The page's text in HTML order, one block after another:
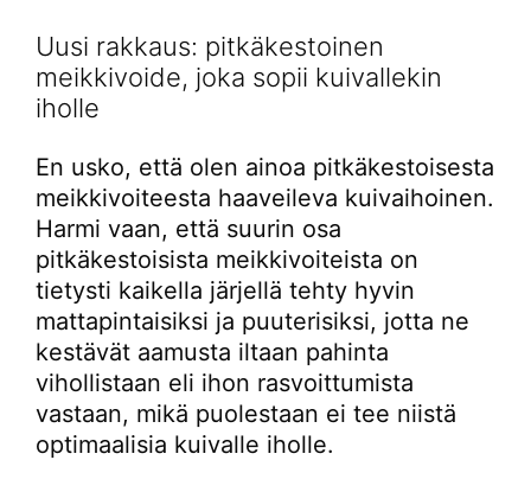
Uusi rakkaus: pitkäkestoinen
meikkivoide, joka sopii kuivallekin
iholle
En usko, että olen ainoa pitkäkestoisesta
meikkivoiteesta haaveileva kuivaihoinen.
Harmi vaan, että suurin osa
pitkäkestoisista meikkivoiteista on
tietysti kaikella järjellä tehty hyvin
mattapintaisiksi ja puuterisiksi, jotta ne
kestävät aamusta iltaan pahinta
vihollistaan eli ihon rasvoittumista
vastaan, mikä puolestaan ei tee niistä
optimaalisia kuivalle iholle.